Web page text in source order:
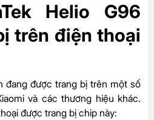
Helio G96
trên điện thoại
đang được trang bị trên một số
và các thương hiệu khác.
được trang bị chip này: